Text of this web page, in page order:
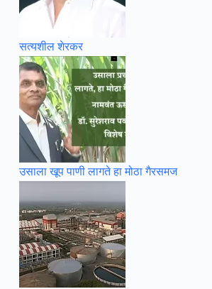
सत्यशील शेरकर
उसाला खूप पाणी लागते हा मोठा गैरसमज